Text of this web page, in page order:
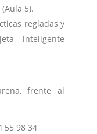
5).
regladas y
inteligente
frente al
55 98 34